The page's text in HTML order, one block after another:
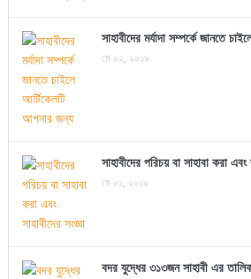
সাহাবীদের মর্যাদা সম্পর্কে জানতে
মে ০২, ২০১৯
সাহাবীদের পরিচয় বা সাহাবা করা এবং
মে ০১, ২০১৯
বদর যুদ্ধের ৩১৩জন সাহাবী এর